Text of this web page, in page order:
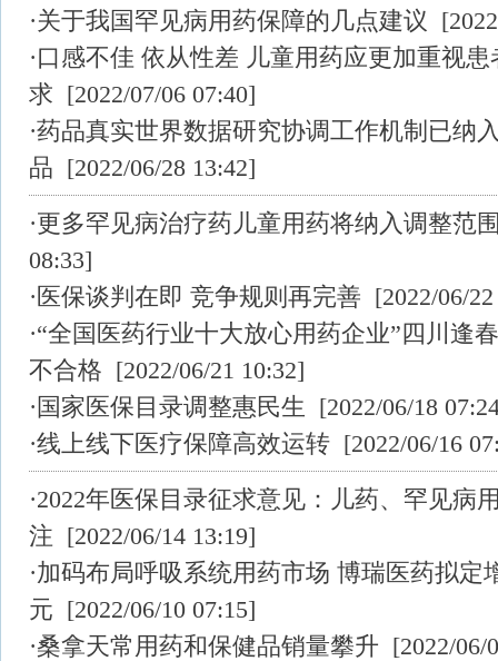
·关于我国罕见病用药保障的几点建议
·口感不佳 依从性差 儿童用药应更加重视患
求 [2022/07/06 07:40]
·药品真实世界数据研究协调工作机制已纳
品 [2022/06/28 13:42]
·更多罕见病治疗药儿童用药将纳入调整范
08:33]
· 医保谈判在即 竞争规则再完善 [2022/06/
·“全国医药行业十大放心用药企业”四川逢
不合格 [2022/06/21 10:32]
· 国家医保目录调整惠民生 [2022/06/18
·线上线下医疗保障高效运转 [2022/06/16
·2022年医保目录征求意见：儿药、罕见病
注 [2022/06/14 13:19]
·加码布局呼吸系统用药市场 博瑞医药拟定
元 [2022/06/10 07:15]
·桑拿天常用药和保健品销量攀升 [2022/06/